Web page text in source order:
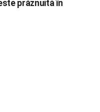
prăznuită în